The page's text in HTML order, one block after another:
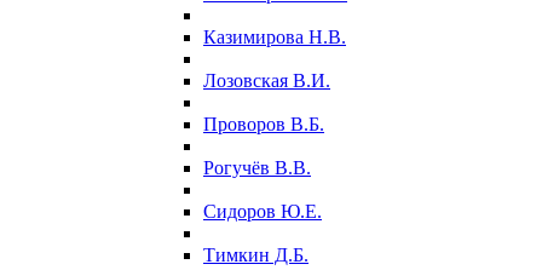
Казимирова Н.В.
Лозовская В.И.
Проворов В.Б.
Рогучёв В.В.
Сидоров Ю.Е.
Тимкин Д.Б.